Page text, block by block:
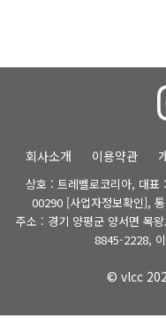
회사소개 이용약관
상호 : 트레벨로코리아, 대
00290 [사업자정보확인],
주소 : 경기 양평군 양서면 목
8845-2228,
© vlcc